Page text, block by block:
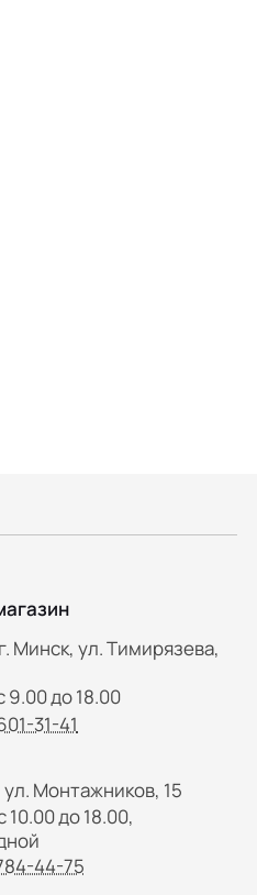
Минск, ул. Тимирязева,
9.00 до 18.00
31-41
ул. Монтажников, 15
10.00 до 18.00,
44-75